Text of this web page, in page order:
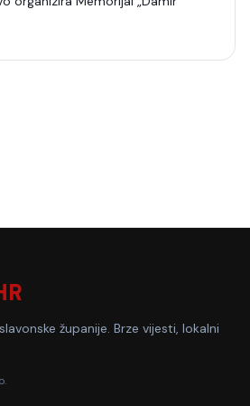
županije. Brze vijesti, lokalni